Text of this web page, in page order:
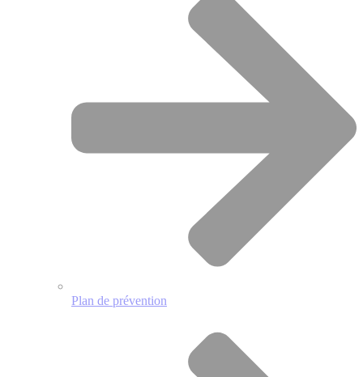
Plan de prévention